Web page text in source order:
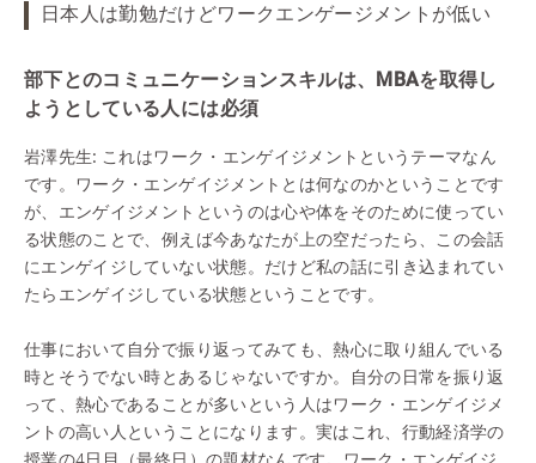
日本人は勤勉だけどワークエンゲージメントが低い
部下とのコミュニケーションスキルは、MBAを取得し
ようとしている人には必須
岩澤先生: これはワーク・エンゲイジメントというテーマなん
です。ワーク・エンゲイジメントとは何なのかということです
が、エンゲイジメントというのは心や体をそのために使ってい
る状態のことで、例えば今あなたが上の空だったら、この会話
にエンゲイジしていない状態。だけど私の話に引き込まれてい
たらエンゲイジしている状態ということです。
仕事において自分で振り返ってみても、熱心に取り組んでいる
時とそうでない時とあるじゃないですか。自分の日常を振り返
って、熱心であることが多いという人はワーク・エンゲイジメ
ントの高い人ということになります。実はこれ、行動経済学の
授業の4日目（最終日）の題材なんです。ワーク・エンゲイジ